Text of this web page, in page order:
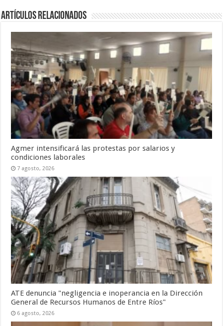
Artículos Relacionados
Agmer intensificará las protestas por salarios y
condiciones laborales
7 agosto, 2026
ATE denuncia "negligencia e inoperancia en la Dirección
General de Recursos Humanos de Entre Ríos"
6 agosto, 2026